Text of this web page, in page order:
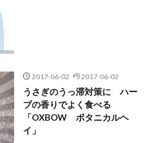
2017-06-02 2017-06-02
うさぎのうっ滞対策に ハー
ブの香りでよく食べる
「OXBOW ボタニカルヘ
イ」